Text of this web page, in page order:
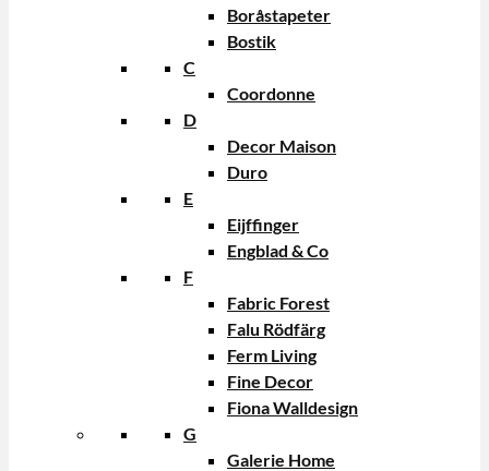
Boråstapeter
Bostik
C
Coordonne
D
Decor Maison
Duro
E
Eijffinger
Engblad & Co
F
Fabric Forest
Falu Rödfärg
Ferm Living
Fine Decor
Fiona Walldesign
G
Galerie Home